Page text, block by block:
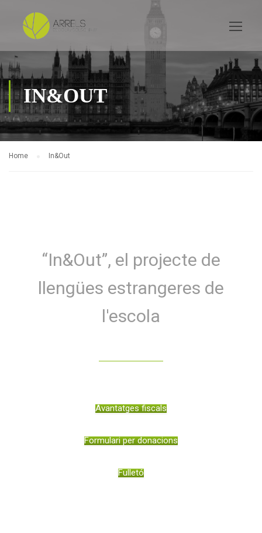
IN&OUT
Home In&Out
“In&Out”, el projecte de
llengües estrangeres de
l'escola
Avantatges fiscals
Formulari per donacions
Fulletó